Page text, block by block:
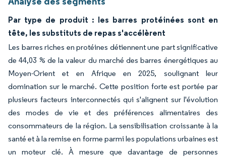
Par type de produit : les barres protéinées sont en
tête, les substituts de repas s'accélèrent
Les barres riches en protéines détiennent une part significative
de 44,03 % de la valeur du marché des barres énergétiques au
Moyen-Orient et en Afrique en 2025, soulignant leur
domination sur le marché. Cette position forte est portée par
plusieurs facteurs interconnectés qui s'alignent sur l'évolution
des modes de vie et des préférences alimentaires des
consommateurs de la région. La sensibilisation croissante à la
santé et à la remise en forme parmi les populations urbaines est
un moteur clé. À mesure que davantage de personnes